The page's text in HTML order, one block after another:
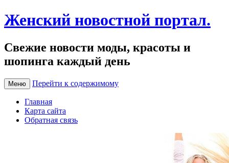
Женский новостной портал.
Свежие новости моды, красоты и
шопинга каждый день
Меню Перейти к содержимому
Главная
Карта сайта
Обратная связь